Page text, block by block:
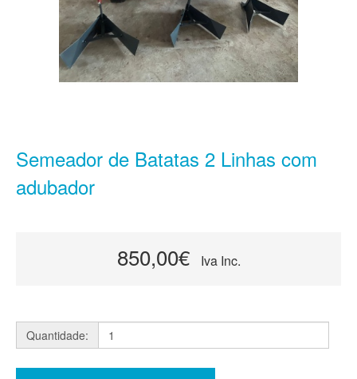
Semeador de Batatas 2 Linhas com
adubador
850,00€ Iva Inc.
Quantidade: